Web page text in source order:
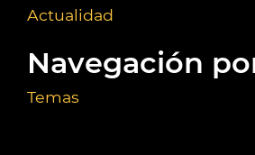
Actualidad
Navegación
Temas